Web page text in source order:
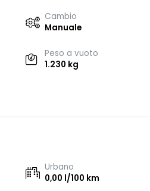
Cambio
Manuale
Peso a vuoto
1.230 kg
Urbano
0,00 l/100 km